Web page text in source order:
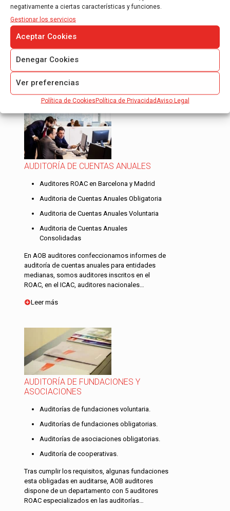
negativamente a ciertas características y funciones.
Gestionar los servicios
Aceptar Cookies
Denegar Cookies
Ver preferencias
Política de CookiesPolítica de Privacidad Aviso Legal
Proyecto e-RESATER
Proyecto ENERMASS
Proyecto e-INCORPORATE II
Servicios de AOB Auditores
AUDITORÍA DE CUENTAS ANUALES
Auditores ROAC en Barcelona y Madrid
Auditoria de Cuentas Anuales Obligatoria
Auditoria de Cuentas Anuales Voluntaria
Auditoria de Cuentas Anuales
Consolidadas
En AOB auditores confeccionamos informes de
auditoría de cuentas anuales para entidades
medianas, somos auditores inscritos en el
ROAC, en el ICAC, auditores nacionales…
Leer más
AUDITORÍA DE FUNDACIONES Y
ASOCIACIONES
Auditorías de fundaciones voluntaria.
Auditorías de fundaciones obligatorias.
Auditorías de asociaciones obligatorias.
Auditoría de cooperativas.
Tras cumplir los requisitos, algunas fundaciones
esta obligadas en auditarse, AOB auditores
dispone de un departamento con 5 auditores
ROAC especializados en las auditorías…